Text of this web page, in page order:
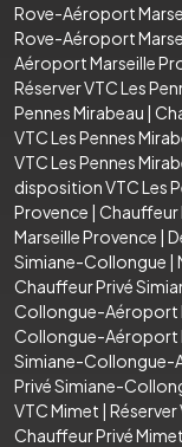
Rove-Aéroport
Rove-Aéroport
Aéroport Marseille
Réserver VTC Les
Pennes Mirabeau |
VTC Les Pennes
VTC Les Pennes
disposition VTC Les
Provence | Chauffeur
Marseille Provence |
Simiane-Collongue |
Chauffeur Privé
Collongue-Aéroport
Collongue-Aéroport
Simiane-Collongue-
Privé Simiane-
VTC Mimet | Réserver
Chauffeur Privé Mimet